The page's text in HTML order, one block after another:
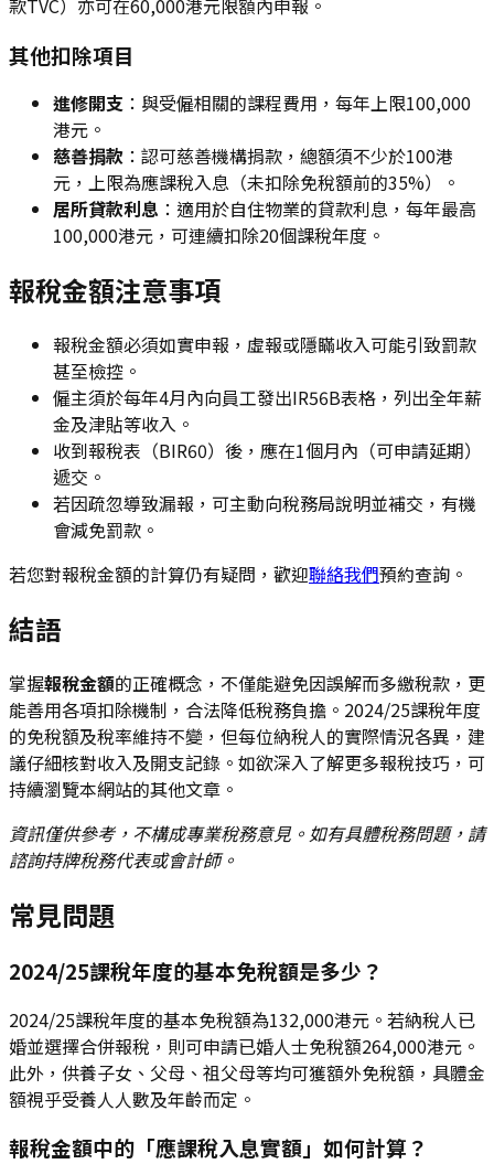
款TVC）亦可在60,000港元限額內申報。
其他扣除項目
進修開支 ：與受僱相關的課程費用，每年上限100,000
港元。
慈善捐款 ：認可慈善機構捐款，總額須不少於100港
元，上限為應課稅入息（未扣除免稅額前的35%）。
居所貸款利息 ：適用於自住物業的貸款利息，每年最高
100,000港元，可連續扣除20個課稅年度。
報稅金額注意事項
報稅金額必須如實申報，虛報或隱瞞收入可能引致罰款
甚至檢控。
僱主須於每年4月內向員工發出IR56B表格，列出全年薪
金及津貼等收入。
收到報稅表（BIR60）後，應在1個月內（可申請延期）
遞交。
若因疏忽導致漏報，可主動向稅務局說明並補交，有機
會減免罰款。
若您對報稅金額的計算仍有疑問，歡迎聯絡我們預約查詢。
結語
掌握報稅金額的正確概念，不僅能避免因誤解而多繳稅款，更
能善用各項扣除機制，合法降低稅務負擔。2024/25課稅年度
的免稅額及稅率維持不變，但每位納稅人的實際情況各異，建
議仔細核對收入及開支記錄。如欲深入了解更多報稅技巧，可
持續瀏覽本網站的其他文章。
資訊僅供參考，不構成專業稅務意見。如有具體稅務問題，請
諮詢持牌稅務代表或會計師。
常見問題
2024/25課稅年度的基本免稅額是多少？
2024/25課稅年度的基本免稅額為132,000港元。若納稅人已
婚並選擇合併報稅，則可申請已婚人士免稅額264,000港元。
此外，供養子女、父母、祖父母等均可獲額外免稅額，具體金
額視乎受養人人數及年齡而定。
報稅金額中的「應課稅入息實額」如何計算？